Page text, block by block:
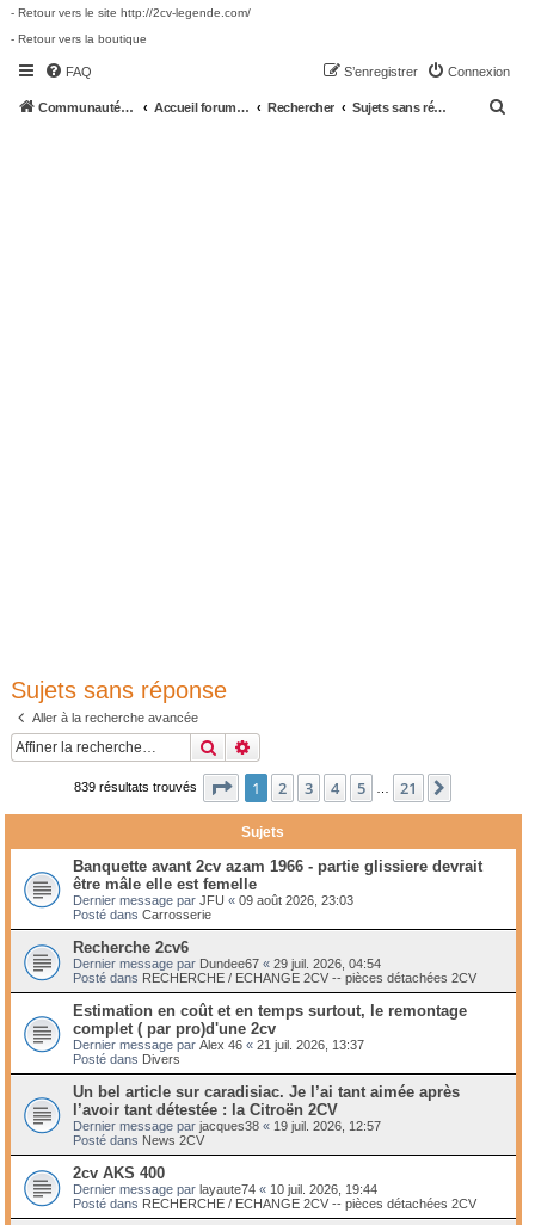
- Retour vers le site http://2cv-legende.com/
- Retour vers la boutique
FAQ Connexion
S’enregistrer
Communauté 2cv-legende.com Accueil forum 2cv-legende.com Rechercher Sujets sans réponse
Sujets sans réponse
Aller à la recherche avancée
Rechercher
839 résultats trouvés Page 1sur21
1 2 3 4 5 21
Sujets
Banquette avant 2cv azam 1966 - partie glissiere devrait
être mâle elle est femelle
Dernier message par JFU « 09 août 2026, 23:03
Posté dans Carrosserie
Recherche 2cv6
Dernier message par Dundee67 « 29 juil. 2026, 04:54
Posté dans RECHERCHE / ECHANGE 2CV -- pièces détachées 2CV
Estimation en coût et en temps surtout, le remontage
complet ( par pro)d'une 2cv
Dernier message par Alex 46 « 21 juil. 2026, 13:37
Posté dans Divers
Un bel article sur caradisiac. Je l’ai tant aimée après
l’avoir tant détestée : la Citroën 2CV
Dernier message par jacques38 « 19 juil. 2026, 12:57
Posté dans News 2CV
2cv AKS 400
Dernier message par layaute74 « 10 juil. 2026, 19:44
Posté dans RECHERCHE / ECHANGE 2CV -- pièces détachées 2CV